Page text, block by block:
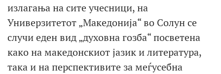
излагања на сите учесници, на
Универзитетот „Македонија“ во Солун се
случи еден вид „духовна гозба“ посветена
како на македонскиот јазик и литература,
така и на перспективите за меѓусебна